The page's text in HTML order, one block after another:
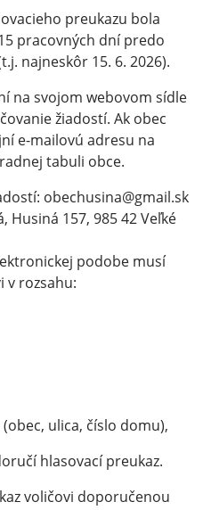
preukazu bola
pracovných dní predo
najneskôr 15. 6. 2026).
na svojom webovom sídle
žiadostí. Ak obec
e-mailovú adresu na
tabuli obce.
obechusina@gmail.sk
Husiná 157, 985 42 Veľké
podobe musí
v rozsahu:
ulica, číslo domu),
hlasovací preukaz.
voličovi doporučenou